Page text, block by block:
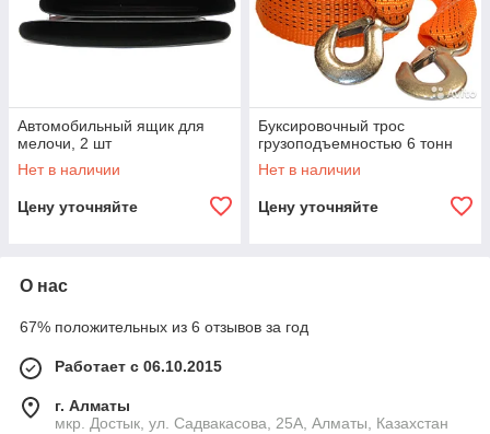
Автомобильный ящик для
мелочи, 2 шт
Нет в наличии
Цену уточняйте
Буксировочный трос
грузоподъемностью 6 тонн
Нет в наличии
Цену уточняйте
О нас
67% положительных из 6 отзывов за год
Работает с 06.10.2015
г. Алматы
мкр. Достык, ул. Садвакасова, 25А, Алматы, Казахстан